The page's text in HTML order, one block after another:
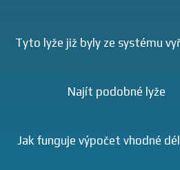
Tyto lyže již byly ze systému
Najít podobné lyže
Jak funguje výpočet vhodné